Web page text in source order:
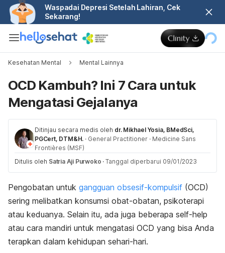
Waspadai Depresi Setelah Lahiran, Cek
Sekarang!
Kesehatan Mental Mental Lainnya
OCD Kambuh? Ini 7 Cara untuk
Mengatasi Gejalanya
Ditinjau secara medis oleh dr. Mikhael Yosia, BMedSci,
PGCert, DTM&H. · General Practitioner · Medicine Sans
Frontières (MSF)
Ditulis oleh Satria Aji Purwoko · Tanggal diperbarui 09/01/2023
Pengobatan untuk gangguan obsesif-kompulsif (OCD)
sering melibatkan konsumsi obat-obatan, psikoterapi
atau keduanya. Selain itu, ada juga beberapa self-help
atau cara mandiri untuk mengatasi OCD yang bisa Anda
terapkan dalam kehidupan sehari-hari.